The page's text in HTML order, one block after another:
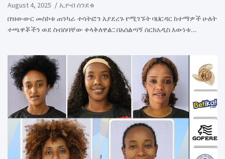
August 4, 2025
ኢዮብ ሰንደቁ
በዝውውር መስኮቱ ጠንካራ ተሳትፎን እያደረጉ የሚገኙት ባህርዳር ከተማዎች ሁለት
ተጫዋቾችን ወደ ስብስባቸው ቀላቅለዋል:: በአሰልጣኝ ሰርክአዲስ እውነቱ…